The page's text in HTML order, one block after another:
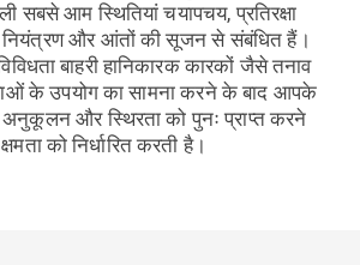
सबसे आम स्थितियां चयापचय, प्रतिरक्षा
नियंत्रण और आंतों की सूजन से संबंधित हैं।
बाहरी हानिकारक कारकों जैसे तनाव
के उपयोग का सामना करने के बाद आपके
अनुकूलन और स्थिरता को पुनः प्राप्त करने
को निर्धारित करती है।